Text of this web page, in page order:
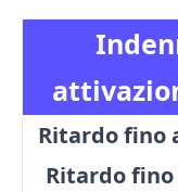
Ritardo fino
Ritardo